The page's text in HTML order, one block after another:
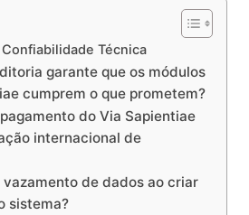
Técnica
garante que os módulos
cumprem o que prometem?
do Via Sapientiae
internacional de
vazamento de dados ao criar
sistema?